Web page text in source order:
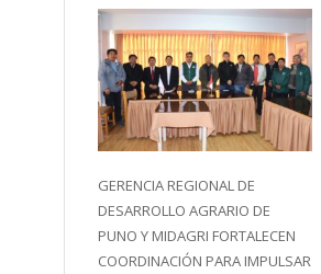
GERENCIA REGIONAL DE
DESARROLLO AGRARIO DE
PUNO Y MIDAGRI FORTALECEN
COORDINACIÓN PARA IMPULSAR